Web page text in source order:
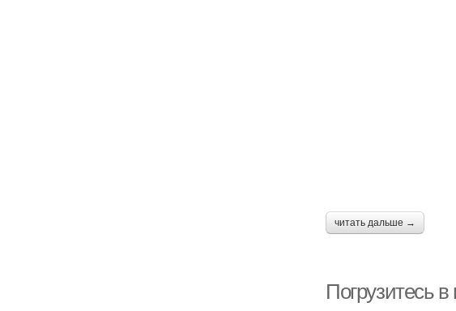
читать дальше →
Погрузитесь